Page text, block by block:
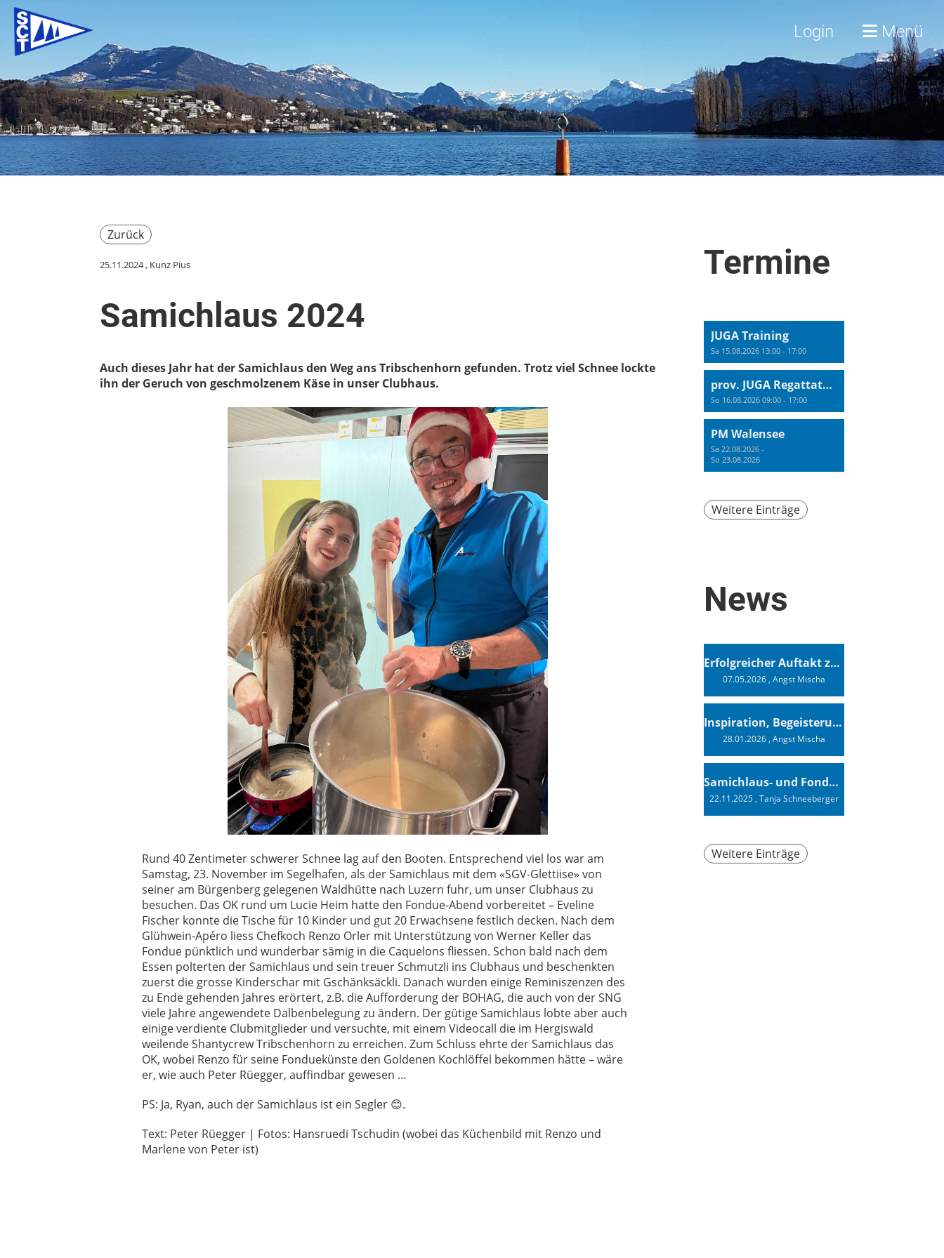
Login Menü
Zurück
25.11.2024, Kunz Pius
Samichlaus 2024
Auch dieses Jahr hat der Samichlaus den Weg ans Tribschenhorn gefunden. Trotz viel Schnee lockte
ihn der Geruch von geschmolzenem Käse in unser Clubhaus.
Rund 40 Zentimeter schwerer Schnee lag auf den Booten. Entsprechend viel los war am
Samstag, 23. November im Segelhafen, als der Samichlaus mit dem «SGV-Glettiise» von
seiner am Bürgenberg gelegenen Waldhütte nach Luzern fuhr, um unser Clubhaus zu
besuchen. Das OK rund um Lucie Heim hatte den Fondue-Abend vorbereitet – Eveline
Fischer konnte die Tische für 10 Kinder und gut 20 Erwachsene festlich decken. Nach dem
Glühwein-Apéro liess Chefkoch Renzo Orler mit Unterstützung von Werner Keller das
Fondue pünktlich und wunderbar sämig in die Caquelons fliessen. Schon bald nach dem
Essen polterten der Samichlaus und sein treuer Schmutzli ins Clubhaus und beschenkten
zuerst die grosse Kinderschar mit Gschänksäckli. Danach wurden einige Reminiszenzen des
zu Ende gehenden Jahres erörtert, z.B. die Aufforderung der BOHAG, die auch von der SNG
viele Jahre angewendete Dalbenbelegung zu ändern. Der gütige Samichlaus lobte aber auch
einige verdiente Clubmitglieder und versuchte, mit einem Videocall die im Hergiswald
weilende Shantycrew Tribschenhorn zu erreichen. Zum Schluss ehrte der Samichlaus das
OK, wobei Renzo für seine Fonduekünste den Goldenen Kochlöffel bekommen hätte – wäre
er, wie auch Peter Rüegger, auffindbar gewesen …
PS: Ja, Ryan, auch der Samichlaus ist ein Segler 😊.
Text: Peter Rüegger | Fotos: Hansruedi Tschudin (wobei das Küchenbild mit Renzo und
Marlene von Peter ist)
Termine
JUGA Training
Sa 15.08.2026 13:00 - 17:00
prov. JUGA Regattatraining
So 16.08.2026 09:00 - 17:00
PM Walensee
Sa 22.08.2026 -
So 23.08.2026
Weitere Einträge
News
Erfolgreicher Auftakt zur Swiss Sailing Challenge League 2026
07.05.2026, Angst Mischa
Inspiration, Begeisterung - Ein Vortrag von Vendée-Globe-Finisher Oliver Heer
28.01.2026, Angst Mischa
Samichlaus- und Fonduabend
22.11.2025, Tanja Schneeberger
Weitere Einträge